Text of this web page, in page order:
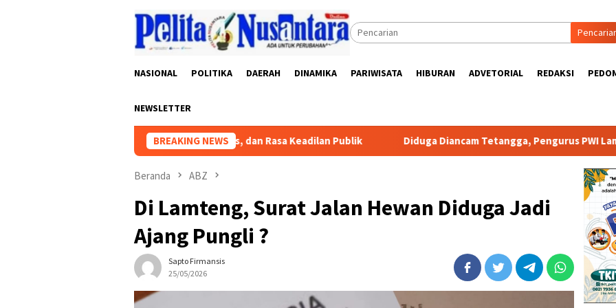
NASIONAL POLITIKA DAERAH DINAMIKA PARIWISATA HIBURAN ADVETORIAL REDAKSI
NEWSLETTER
BREAKING NEWS
Hibah, Prioritas, dan Rasa Keadilan Publik Diduga Diancam Tetangga, Pengurus PWI Lampung Lapor
Beranda ABZ
Di Lamteng, Surat Jalan Hewan Diduga Jadi
Ajang Pungli ?
Sapto Firmansis
25/05/2026